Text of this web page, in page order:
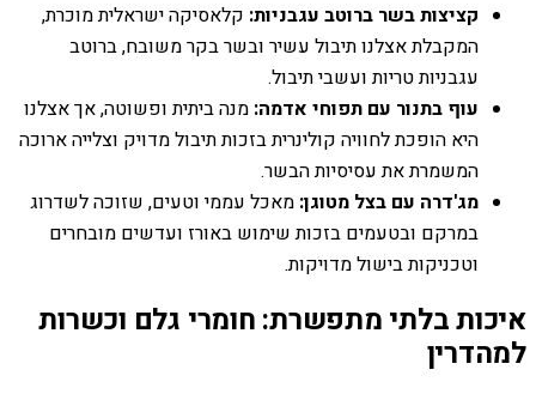
קציצות בשר ברוטב עגבניות: קלאסיקה ישראלית מוכרת,
המקבלת אצלנו תיבול עשיר ובשר בקר משובח, ברוטב
עגבניות טריות ועשבי תיבול.
עוף בתנור עם תפוחי אדמה: מנה ביתית ופשוטה, אך אצלנו
היא הופכת לחוויה קולינרית בזכות תיבול מדויק וצלייה ארוכה
המשמרת את עסיסיות הבשר.
מג'דרה עם בצל מטוגן: מאכל עממי וטעים, שזוכה לשדרוג
במרקם ובטעמים בזכות שימוש באורז ועדשים מובחרים
וטכניקות בישול מדויקות.
איכות בלתי מתפשרת: חומרי גלם וכשרות
למהדרין